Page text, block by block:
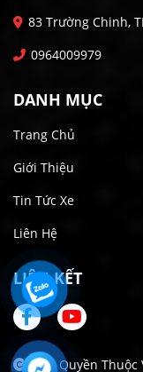
83 Trường Chinh,
0964009979
DANH MỤC
Trang Chủ
Giới Thiệu
Tin Tức Xe
Liên Hệ
LIÊN KẾT
Bản Quyền Thuộc